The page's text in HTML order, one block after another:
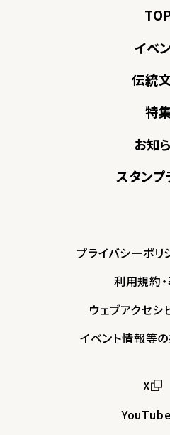
イベ
伝統
特
お知
スタンプ
プライバシーポリ
利用規約
ウェブアクセシ
イベント情報等
X
YouTube